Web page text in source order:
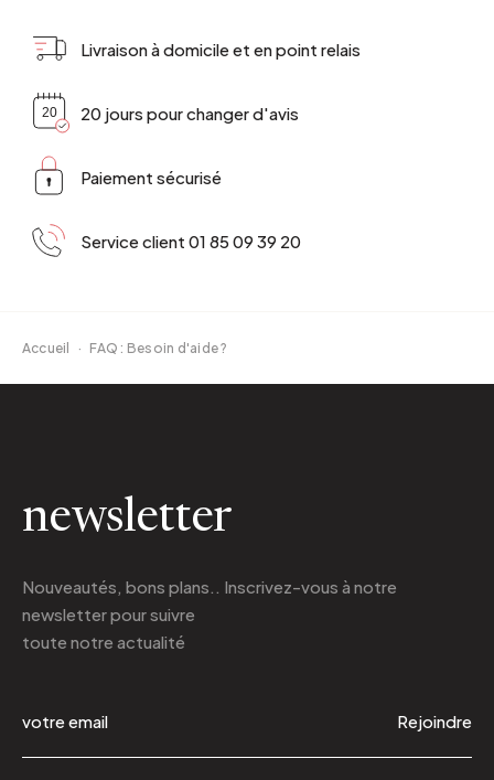
Livraison à domicile et en point relais
20 jours pour changer d'avis
Paiement sécurisé
Service client 01 85 09 39 20
Accueil · FAQ : Besoin d'aide ?
newsletter
Nouveautés, bons plans.. Inscrivez-vous à notre
newsletterpour suivre
toute notre actualité
Rejoindre